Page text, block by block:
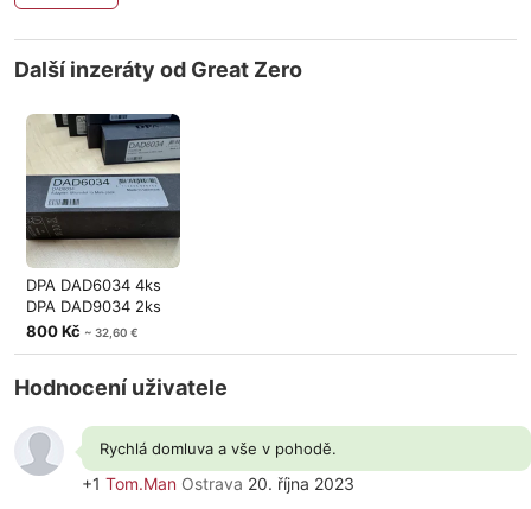
Další inzeráty od Great Zero
DPA DAD6034 4ks
DPA DAD9034 2ks
800 Kč ~ 32,60 €
Hodnocení uživatele
Rychlá domluva a vše v pohodě.
+1 Tom.Man Ostrava 20. října 2023